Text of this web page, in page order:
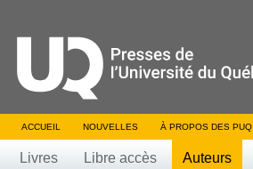
ACCUEIL NOUVELLES À PROPOS DES PUQ
Livres Libre accès Auteurs